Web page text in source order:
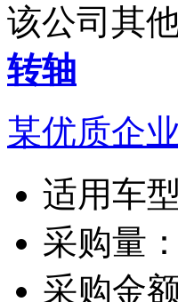
该公司其
转轴
某优质企业
适用车型
采购量：
采购金